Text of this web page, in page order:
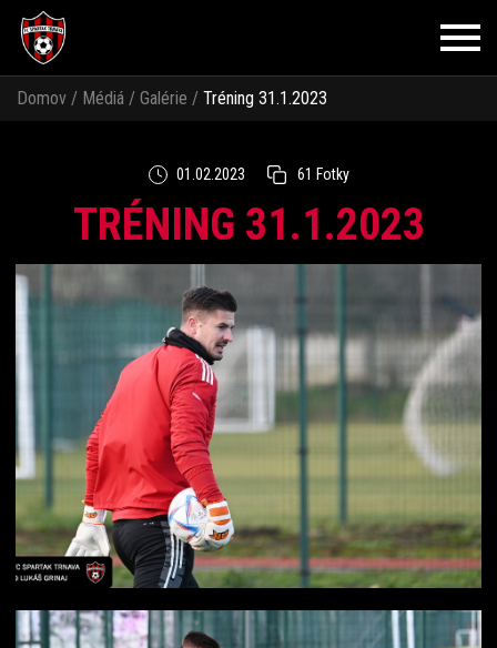
Domov / Médiá / Galérie / Tréning 31.1.2023
01.02.2023 61 Fotky
TRÉNING 31.1.2023